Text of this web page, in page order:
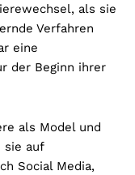
als sie
Verfahren
eine
der Beginn ihrer
als Model und
sie auf
Social Media,